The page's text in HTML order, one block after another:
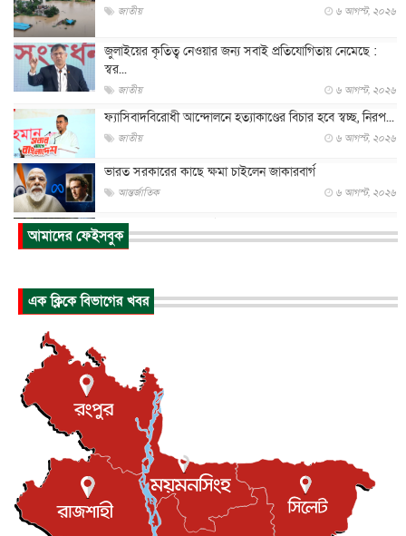
জাতীয় ৬ আগস্ট, ২০২৬
জুলাইয়ের কৃতিত্ব নেওয়ার জন্য সবাই প্রতিযোগিতায় নেমেছে :
স্বর...
জাতীয় ৬ আগস্ট, ২০২৬
ফ্যাসিবাদবিরোধী আন্দোলনে হত্যাকাণ্ডের বিচার হবে স্বচ্ছ, নিরপ...
জাতীয় ৬ আগস্ট, ২০২৬
ভারত সরকারের কাছে ক্ষমা চাইলেন জাকারবার্গ
আন্তর্জাতিক ৬ আগস্ট, ২০২৬
আকাশে ট্রাম্পের হেলিকপ্টার ও যাত্রীবাহী বিমান মুখোমুখি, তদন্...
আন্তর্জাতিক
আন্তর্জাতিক ৬ আগস্ট, ২০২৬
টি-টোয়েন্টি ইতিহাসের সর্বোচ্চ রানের মালিক এখন জস বাটলার
বস্তিতে কেটেছে শৈশব, আজ মুম্বাইয়ে দুই বাড়ির মালিক
বিনোদন ৬ আগস্ট, ২০২৬
যুক্তরাজ্যে বসবাসরত জাতীয়তাবাদী কুলাউড়াবাসীর মত বিনিময়
সভা...
আমাদের ফেইসবুক
এক ক্লিকে বিভাগের খবর